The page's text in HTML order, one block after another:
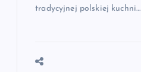
tradycyjnej polskiej kuchni…